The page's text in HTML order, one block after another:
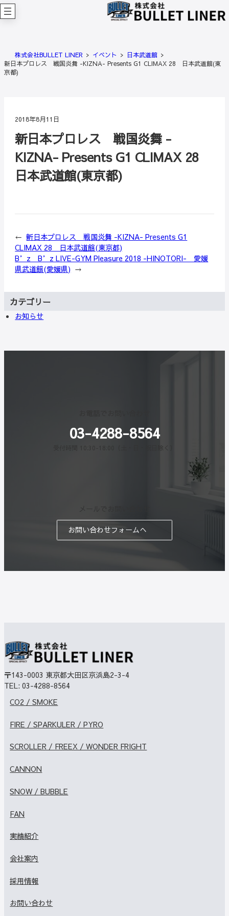
内
容
ッ
プ
株式会社BULLET LINER イベント
日本武道館
新日本プロレス 戦国炎舞 -KIZNA- Presents G1 CLIMAX 28 日本武道館(東
京都)
2018年8月11日
新日本プロレス 戦国炎舞 -
KIZNA- Presents G1 CLIMAX 28
日本武道館(東京都)
← 新日本プロレス 戦国炎舞 -KIZNA- Presents G1
CLIMAX 28 日本武道館(東京都)
B’z B’z LIVE-GYM Pleasure 2018 -HINOTORI- 愛媛
県武道館(愛媛県) →
カテゴリー
お知らせ
03-4288-8564
受付時間 10:30-18:00（土・日・祝日除く）
お問い合わせフォームへ
〒143-0003 東京都大田区京浜島2-3-4
TEL: 03-4288-8564
CO2 / SMOKE
FIRE / SPARKULER / PYRO
SCROLLER / FREEX / WONDER FRIGHT
CANNON
SNOW / BUBBLE
FAN
実績紹介
会社案内
採用情報
お問い合わせ